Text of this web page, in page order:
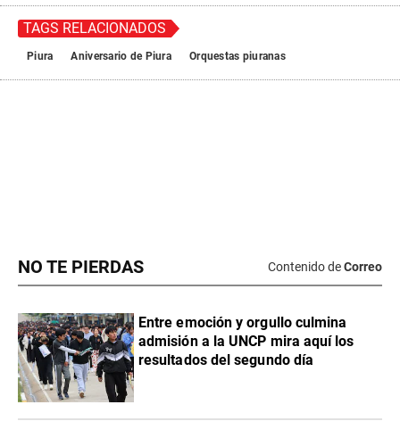
NO TE PIERDAS Contenido deCorreo
Entre emoción y orgullo culmina
admisión a la UNCP mira aquí los
resultados del segundo día